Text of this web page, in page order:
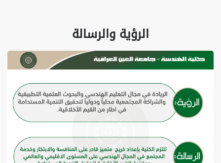
الرؤية والرسالة